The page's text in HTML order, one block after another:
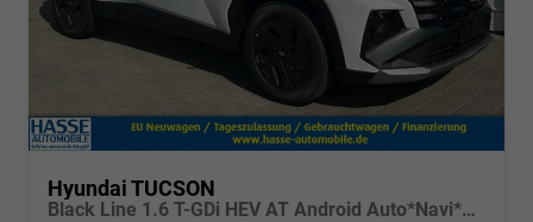
Hyundai TUCSON
Black Line 1.6 T-GDi HEV AT Android Auto*Navi*SHZ*Kamera*2Z Klimaauto*